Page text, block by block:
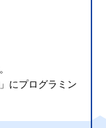
にプログラミン